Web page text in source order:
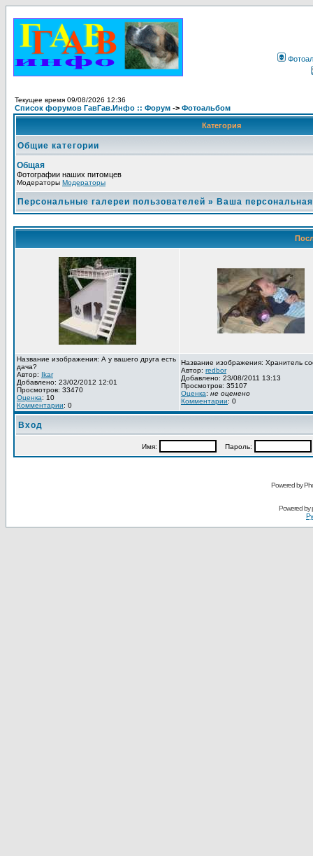
Текущее время 09/08/2026 12:36
Список форумов ГавГав.Инфо :: Форум -> Фотоальбом
Категория
Общие категории
Общая
Фотографии наших питомцев
Модераторы Модераторы
Персональные галереи пользователей » Ваша
Название изображения: А у вашего друга есть
дача?
Автор: Ikar
Добавлено: 23/02/2012 12:01
Просмотров: 33470
Оценка: 10
Комментарии: 0
Название изображения: Хранитель
Автор: redbor
Добавлено: 23/08/2011 13:13
Просмотров: 35107
Оценка: не оценено
Комментарии: 0
Вход
Имя: Пароль:
Powered by
Powered by